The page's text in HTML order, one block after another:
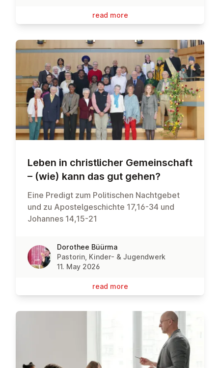
read more
Leben in christ­lich­er Ge­meinsch­aft
– (wie) kann das gut gehen?
Eine Predigt zum Politischen Nachtgebet
und zu Apostelgeschichte 17,16-34 und
Johannes 14,15-21
Dorothee Büürma
Pastorin, Kinder- & Jugendwerk
11. May 2026
read more